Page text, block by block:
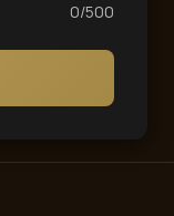
0/500